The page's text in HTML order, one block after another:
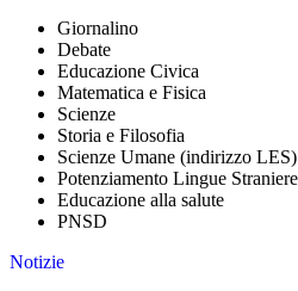
Giornalino
Debate
Educazione Civica
Matematica e Fisica
Scienze
Storia e Filosofia
Scienze Umane (indirizzo LES)
Potenziamento Lingue Straniere
Educazione alla salute
PNSD
Notizie